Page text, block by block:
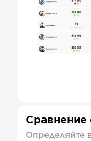
Сравнение
Определяйте